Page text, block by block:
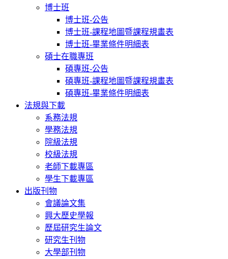
博士班
博士班-公告
博士班-課程地圖暨課程規畫表
博士班-畢業條件明細表
碩士在職專班
碩專班-公告
碩專班-課程地圖暨課程規畫表
碩專班-畢業條件明細表
法規與下載
系務法規
學務法規
院級法規
校級法規
老師下載專區
學生下載專區
出版刊物
會議論文集
興大歷史學報
歷屆研究生論文
研究生刊物
大學部刊物